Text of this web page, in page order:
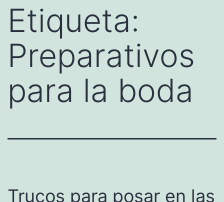
Etiqueta:
Preparativos
para la boda
Trucos para posar en las